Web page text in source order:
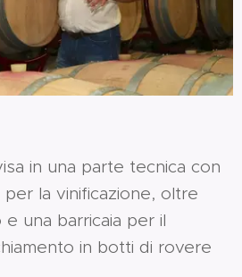
in una parte tecnica con
la vinificazione, oltre
una barricaia per il
in botti di rovere